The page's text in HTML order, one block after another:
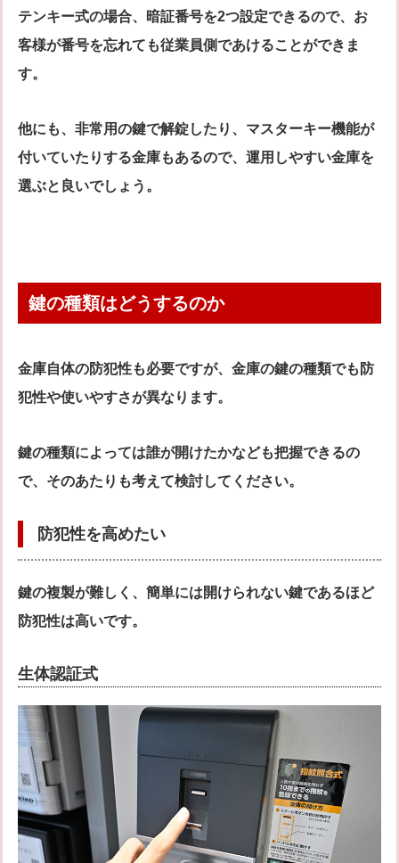
テンキー式の場合、暗証番号を2つ設定できるので、お
客様が番号を忘れても従業員側であけることができま
す。
他にも、非常用の鍵で解錠したり、マスターキー機能が
付いていたりする金庫もあるので、運用しやすい金庫を
選ぶと良いでしょう。
鍵の種類はどうするのか
金庫自体の防犯性も必要ですが、金庫の鍵の種類でも防
犯性や使いやすさが異なります。
鍵の種類によっては誰が開けたかなども把握できるの
で、そのあたりも考えて検討してください。
防犯性を高めたい
鍵の複製が難しく、簡単には開けられない鍵であるほど
防犯性は高いです。
生体認証式